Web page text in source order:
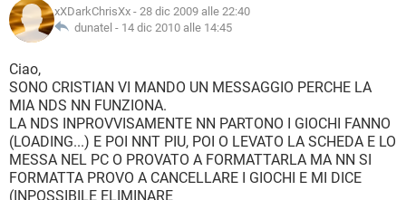
HARDWARE
INSTAGRAM WHATSAPP
TIKTOK
HARDWARE
iOS WINDOWS 10
INSTAGRAM
TIKTOK FACEBOOK
HARDWARE
COVID-19 GAMING
INTRATTENIMENTO
iOS
INSTAGRAM
TIKTOK FACEBOOK
HARDWARE
GLOSSARIO
COVID-19
INTRATTENIMENTO ANDROID
iOS WINDOWS 10
INSTAGRAM WHATSAPP
TIKTOK FACEBOOK
xXDarkChrisXx - 28 dic 2009 alle 22:40
dunatel - 14 dic 2010 alle 14:45
Ciao,
SONO CRISTIAN VI MANDO UN MESSAGGIO PERCHE LA
MIA NDS NN FUNZIONA.
LA NDS INPROVVISAMENTE NN PARTONO I GIOCHI FANNO
(LOADING...) E POI NNT PIU, POI O LEVATO LA SCHEDA E LO
MESSA NEL PC O PROVATO A FORMATTARLA MA NN SI
FORMATTA PROVO A CANCELLARE I GIOCHI E MI DICE
(INPOSSIBILE ELIMINARE